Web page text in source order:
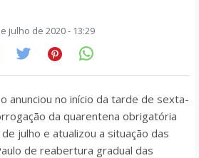
julho de 2020 - 13:29
anunciou no início da tarde de sexta-
da quarentena obrigatória
julho e atualizou a situação das
de reabertura gradual das